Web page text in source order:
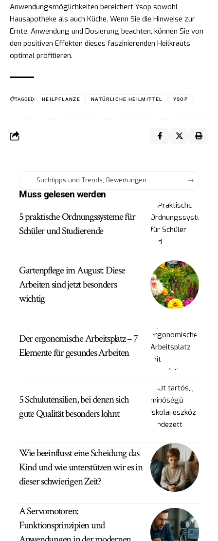
Anwendungsmöglichkeiten bereichert Ysop sowohl
Hausapotheke als auch Küche. Wenn Sie die Hinweise zur
Ernte, Anwendung und Dosierung beachten, können Sie von
den positiven Effekten dieses faszinierenden Heilkrauts
optimal profitieren.
TAGGED: HEILPFLANZE NATÜRLICHE HEILMITTEL YSOP
Muss gelesen werden
5 praktische Ordnungssysteme für
Schüler und Studierende
Gartenpflege im August: Diese
Arbeiten sind jetzt besonders
wichtig
Der ergonomische Arbeitsplatz – 7
Elemente für gesundes Arbeiten
5 Schulutensilien, bei denen sich
gute Qualität besonders lohnt
Wie beeinflusst eine Scheidung das
Kind und wie unterstützen wir es in
dieser schwierigen Zeit?
A Servomotoren:
Funktionsprinzipien und